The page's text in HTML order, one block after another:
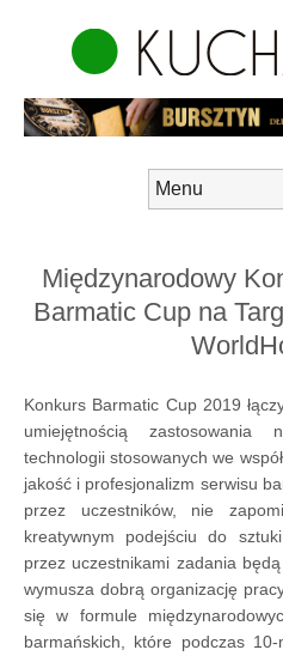
Międzynarodowy
Barmatic Cup na
Konkurs Barmatic Cup 2019
umiejętnością zastosowania
technologii stosowanych we
jakość i profesjonalizm serwisu
przez uczestników, nie
kreatywnym podejściu do
przez uczestnikami zadania
wymusza dobrą organizację
się w formule
barmańskich, które podczas